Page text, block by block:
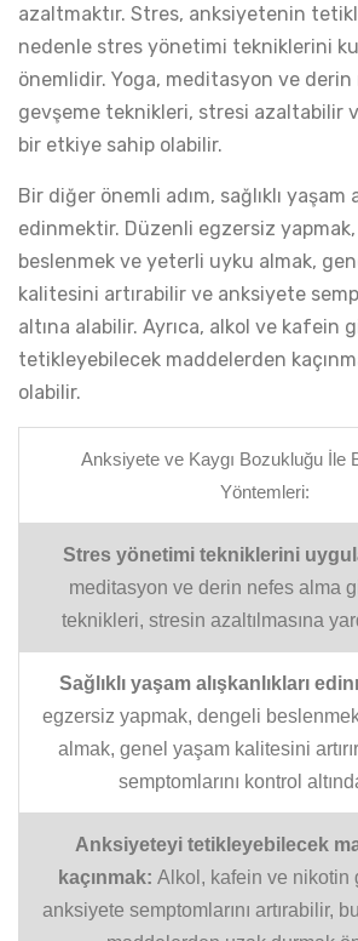
azaltmaktır. Stres, anksiyetenin
nedenle stres yönetimi tekniklerini
önemlidir. Yoga, meditasyon ve
gevşeme teknikleri, stresi azaltabilir
bir etkiye sahip olabilir.
Bir diğer önemli adım, sağlıklı yaşam
edinmektir. Düzenli egzersiz
beslenmek ve yeterli uyku almak,
kalitesini artırabilir ve anksiyete
altına alabilir. Ayrıca, alkol ve kafein
tetikleyebilecek maddelerden
olabilir.
Anksiyete ve Kaygı Bozukluğu İle
Yöntemleri:
Stres yönetimi tekniklerini
meditasyon ve derin nefes alma
teknikleri, stresin azaltılmasına
Sağlıklı yaşam alışkanlıkları
egzersiz yapmak, dengeli
almak, genel yaşam kalitesini
semptomlarını kontrol
Anksiyeteyi tetikleyebilecek
kaçınmak: Alkol, kafein ve nikotin
anksiyete semptomlarını artırabilir,